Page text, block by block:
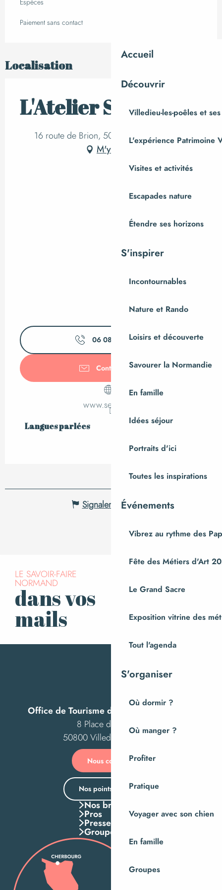
Accueil
Découvrir
Villedieu-les-poêles et
L'expérience Patrimoine
Visites et activités
Escapades nature
Étendre ses horizons
S'inspirer
Incontournables
Nature et Rando
Loisirs et découverte
Savourer la Normandie
En famille
Idées séjour
Portraits d'ici
Toutes les inspirations
Événements
Vibrez au rythme des
Fête des Métiers d'Art
Le Grand Sacre
Exposition vitrine des
Tout l'agenda
S'organiser
Où dormir ?
Où manger ?
Profiter
Pratique
Voyager avec son chien
En famille
Groupes
Espèces
Paiement sans contact
Localisation
L'Atelier Sea Frais
16 route de Brion, 50530 Dragey-Ronthon
M'y rendre
06 08 92 32▒▒
Contactez-nous
www.seafrais.fr
Langues parlées
Langues parlées
Signaler une erreur
LE SAVOIR-FAIRE
NORMAND
dans vos
mails
Office de Tourisme de Villedieu Intercom
8 Place des Costils
50800 Villedieu-les-Poêles
Nous contacter
Nos points d’accueil
Nos brochures
Pros
Presse
Groupes